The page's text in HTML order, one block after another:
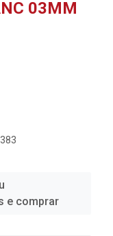
03MM
e comprar